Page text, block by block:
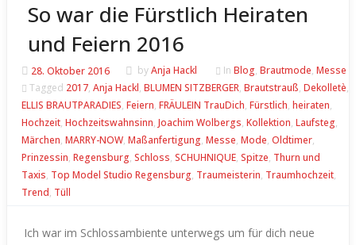
So war die Fürstlich Heiraten
und Feiern 2016
28. Oktober 2016 byAnja Hackl In Blog, Brautmode, Messe
Tagged 2017, Anja Hackl, BLUMEN SITZBERGER, Brautstrauß, Dekolletè,
ELLIS BRAUTPARADIES, Feiern, FRÄULEIN TrauDich, Fürstlich, heiraten,
Hochzeit, Hochzeitswahnsinn, Joachim Wolbergs, Kollektion, Laufsteg,
Märchen, MARRY-NOW, Maßanfertigung, Messe, Mode, Oldtimer,
Prinzessin, Regensburg, Schloss, SCHUHNIQUE, Spitze, Thurn und
Taxis, Top Model Studio Regensburg, Traumeisterin, Traumhochzeit,
Trend, Tüll
Ich war im Schlossambiente unterwegs um für dich neue